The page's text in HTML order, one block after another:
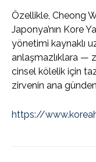
Özellikle, Cheong
Japonya’nın Kore
yönetimi kaynaklı
anlaşmazlıklara —
cinsel kölelik için
zirvenin ana
https://